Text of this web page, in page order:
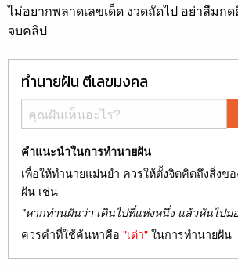
ไม่อยากพลาดเลขเด็ด งวดถัดไป อย่าลืมก
จบคลิป
ทำนายฝัน ตีเลขมงคล
คำแนะนำในการทำนายฝัน
เพื่อให้ทำนายแม่นยำ ควรให้ตั้งจิตคิดถึงสิ่งข
ฝัน เช่น
"หากท่านฝันว่า เดินไปที่แห่งหนึ่ง แล้วหันไปม
ควรคำที่ใช้ค้นหาคือ "เต่า"ในการทำนายฝัน